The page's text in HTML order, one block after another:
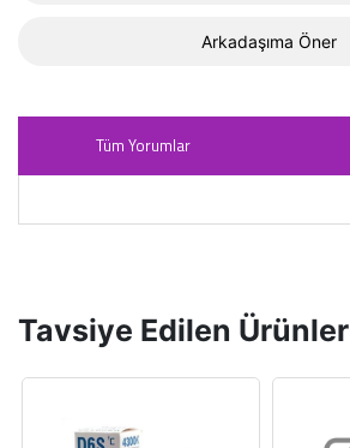
Arkadaşıma Öner
Tüm Yorumlar
Tavsiye Edilen Ürünler